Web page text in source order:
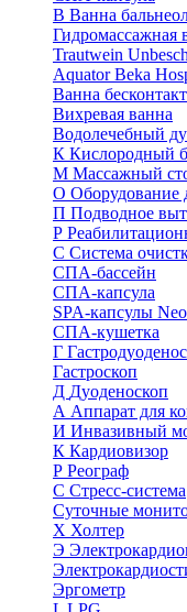
В Ванна
Гидромассажная
Trautwein
AquatorBeka
Ванна
Вихревая ванна
Водолечебный
К Кислородный
М Массажный
О Оборудование
П Подводное
Р
С Система
СПА-бассейн
СПА-капсула
SPA-капсулы
СПА-кушетка
Г
Гастроскоп
Д Дуоденоскоп
А Аппарат для
И Инвазивный
К Кардиовизор
Р Реограф
С Стресс-система
Суточные
Х Холтер
Э
Эргометр